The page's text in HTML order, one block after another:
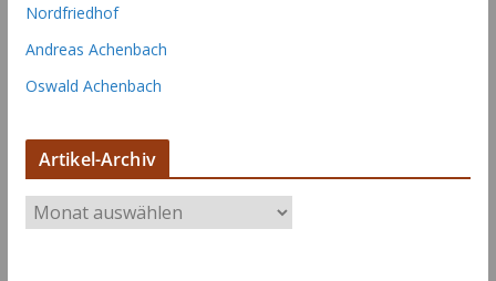
Nordfriedhof
Andreas Achenbach
Oswald Achenbach
Artikel-Archiv
r